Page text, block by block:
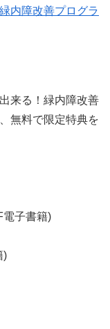
内障改善プログラ
来る！緑内障改善
無料で限定特典を
電子書籍)
)